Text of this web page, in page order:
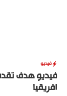
فيديو
فيديو هدف
افريقيا